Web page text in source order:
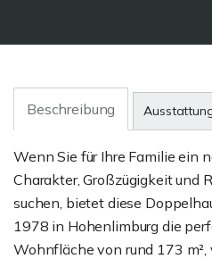
Beschreibung
Wenn Sie für Ihre Familie ein
Charakter, Großzügigkeit und
suchen, bietet diese
1978 in Hohenlimburg die
Wohnfläche von rund 173